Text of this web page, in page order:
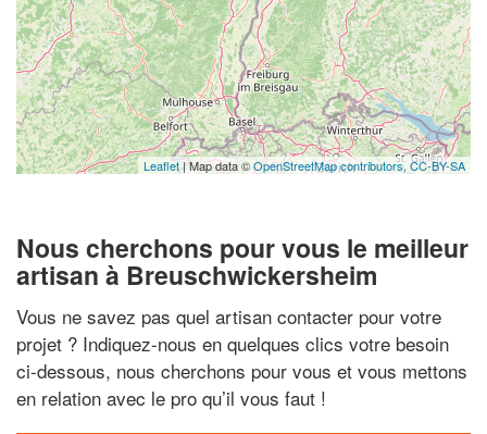
Leaflet | Map data ©OpenStreetMap contributors,CC-BY-SA
Nous cherchons pour vous le meilleur
artisan à Breuschwickersheim
Vous ne savez pas quel artisan contacter pour votre
projet ? Indiquez-nous en quelques clics votre besoin
ci-dessous, nous cherchons pour vous et vous mettons
en relation avec le pro qu’il vous faut !